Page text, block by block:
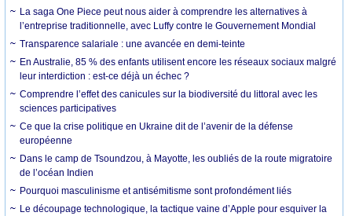
La saga One Piece peut nous aider à comprendre les alternatives à
l’entreprise traditionnelle, avec Luffy contre le Gouvernement Mondial
Transparence salariale : une avancée en demi-teinte
En Australie, 85 % des enfants utilisent encore les réseaux sociaux malgré
leur interdiction : est-ce déjà un échec ?
Comprendre l’effet des canicules sur la biodiversité du littoral avec les
sciences participatives
Ce que la crise politique en Ukraine dit de l’avenir de la défense
européenne
Dans le camp de Tsoundzou, à Mayotte, les oubliés de la route migratoire
de l’océan Indien
Pourquoi masculinisme et antisémitisme sont profondément liés
Le découpage technologique, la tactique vaine d’Apple pour esquiver la